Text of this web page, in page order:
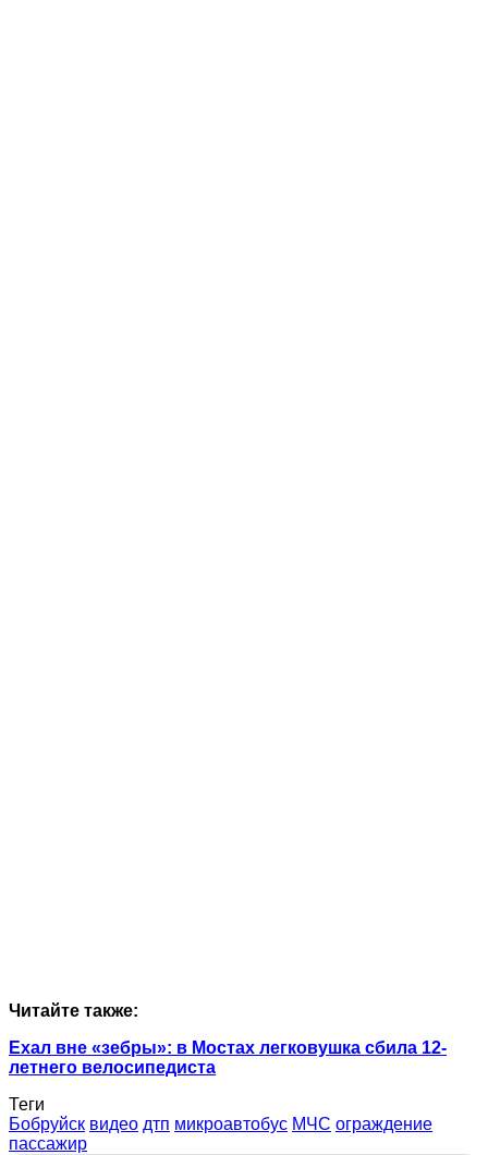
Читайте также:
Ехал вне «зебры»: в Мостах легковушка сбила 12-
летнего велосипедиста
Теги
Бобруйск видео дтп микроавтобус МЧС ограждение
пассажир